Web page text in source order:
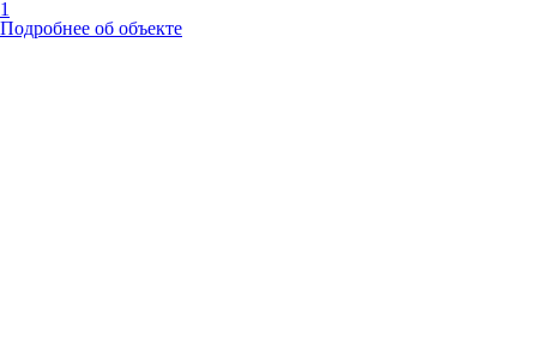
1
Подробнее об объекте